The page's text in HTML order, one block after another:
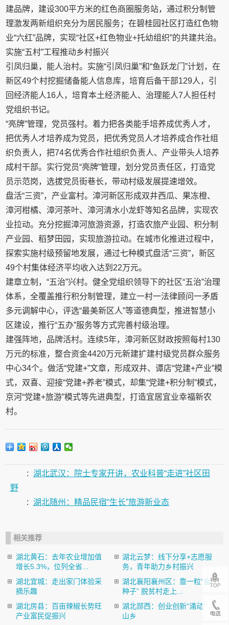
建品牌，建设300平方米的红色商圈服务站，通过积分制管
理激发两新组织充分为居民服务；在碧桂园社区打造红色物
业“六红”品牌，实现“社区+红色物业+托幼组织”的共建共治。
实施“五村”工程推动乡村振兴
引凤归巢，能人治村。实施“引凤归巢”和“鱼跃龙门”计划，在
新区49个村挖掘储备能人信息库，培育后备干部129人，引
回经济能人16人，培育本土经济能人、治理能人7人担任村
党组织书记。
“亮牌”管理，党员强村。着力把各类能手培养成优秀人才，
把优秀人才培养成为党员，把优秀党员人才培养成合作社组
织负责人，把74名优秀合作社组织负责人、产业带头人培养
成村干部。实行党员“亮牌”管理，划分党员责任区，打造党
员示范岗，选拔党员街巷长，带动村级发展提速增效。
盘活“三资”，产业富村。漳河新区形成双井西瓜、果冻橙、
漳河柑橘、漳河茶叶、漳河清水小龙虾等知名品牌，实现农
业拉动。充分挖掘漳河旅游资源，打造农旅产业园、积分制
产业园、稻梦田园，实现旅游拉动。在城市化推进过程中，
探索实施村级预留地发展，通过七种模式盘活“三资”，新区
49个村集体经济平均收入达到22万元。
建章立制，“五治”兴村。健全党组织领导下的社区“五治”治理
体系，全覆盖推行积分制管理，建立一村一法律顾问一矛盾
多元调解中心，评选“最美新区人”等道德典型，推进智慧小
区建设，推行“五办”服务等方式完善村级治理。
建强阵地，品牌活村。连续5年，漳河新区财政按照每村130
万元的标准，整合资金4420万元新建扩建村级党员群众服务
中心34个。做活“党建+”文章，形成双井、谭店“党建+产业”模
式，双喜、迎接“党建+养老”模式，却集“党建+积分制”模式，
京河“党建+旅游”模式等先进典型，打造宜居宜业幸福新农
村。
: 湖北武汉：院士专家开讲，农业科普“走进”社区田
野
: 湖北随州：精品民宿“生长”旅游新业态
相关推荐
湖北黄石：去年农业增加值
增长5.3%，位列全省...
湖北云梦：线下分享+志愿服
务，青年助力乡村振兴
湖北宜城：走出家门体验采
摘乐趣
湖北襄阳襄州区：靠一粒“金
种子” 脱贫村走上...
湖北房县：百亩辣椒长势旺
产业富民促振兴
湖北郧西：创业创新“涌动”
山乡